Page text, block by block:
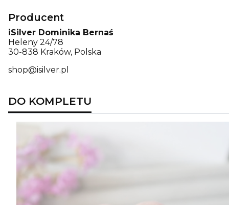
Producent
iSilver Dominika Bernaś
Heleny 24/78
30-838 Kraków, Polska
shop@isilver.pl
DO KOMPLETU